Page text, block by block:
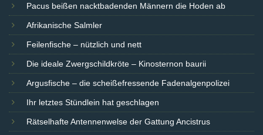
Pacus beißen nacktbadenden Männern die Hoden ab
Afrikanische Salmler
Feilenfische – nützlich und nett
Die ideale Zwergschildkröte – Kinosternon baurii
Argusfische – die scheißefressende Fadenalgenpolizei
Ihr letztes Stündlein hat geschlagen
Rätselhafte Antennenwelse der Gattung Ancistrus